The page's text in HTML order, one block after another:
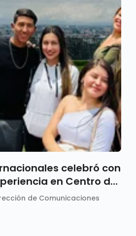
celebró con
en Centro de
de Comunicaciones